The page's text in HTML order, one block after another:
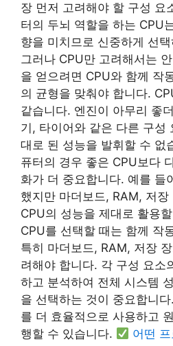
장 먼저 고려해야 할 구성 요
터의 두뇌 역할을 하는 CPU
향을 미치므로 신중하게 선
그러나 CPU만 고려해서는
을 얻으려면 CPU와 함께 작
의 균형을 맞춰야 합니다.
같습니다. 엔진이 아무리 좋
기, 타이어와 같은 다른 구성
대로 된 성능을 발휘할 수 없
퓨터의 경우 좋은 CPU보다
화가 더 중요합니다. 예를 들
했지만 마더보드, RAM, 저
CPU의 성능을 제대로 활용
CPU를 선택할 때는 함께 작
특히 마더보드, RAM, 저장
려해야 합니다. 각 구성 요소
하고 분석하여 전체 시스템
을 선택하는 것이 중요합니
를 더 효율적으로 사용하고
행할 수 있습니다.
어떤